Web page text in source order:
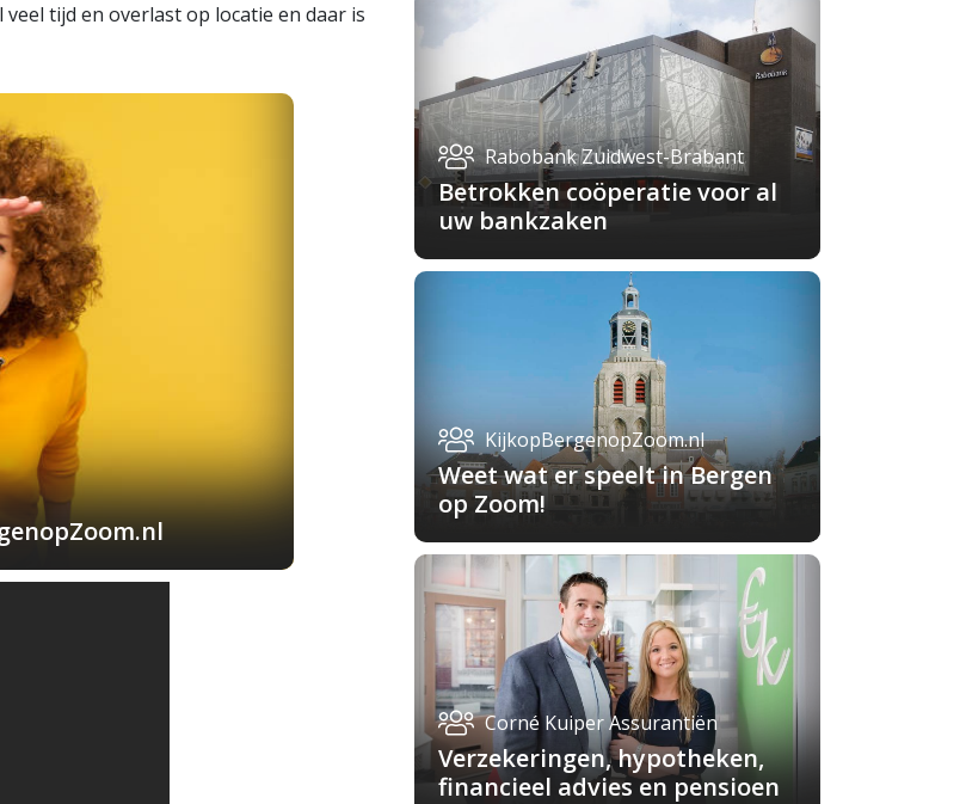
tijd en overlast op locatie en daar is
Rabobank Zuidwest-Brabant
Betrokken coöperatie voor al
uw bankzaken
KijkopBergenopZoom.nl
Weet wat er speelt in Bergen
op Zoom!
Corné Kuiper Assurantiën
Verzekeringen, hypotheken,
financieel advies en pensioen